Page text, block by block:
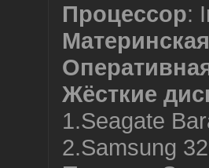
Процессор:
Жёсткие
1.Seagate
2.Samsung